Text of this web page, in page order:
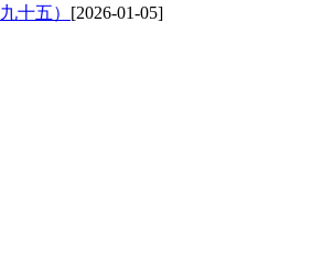
十五） [2026-01-05]